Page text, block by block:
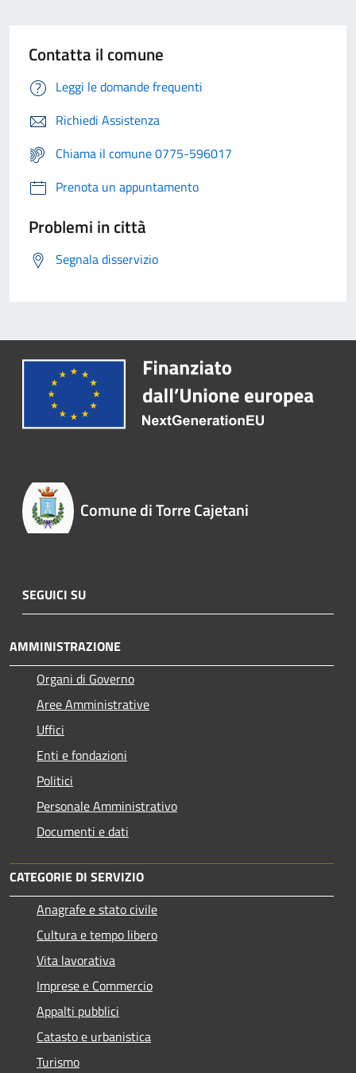
Contatta il comune
Leggi le domande frequenti
Richiedi Assistenza
Chiama il comune 0775-596017
Prenota un appuntamento
Problemi in città
Segnala disservizio
Comune di Torre Cajetani
SEGUICI SU
AMMINISTRAZIONE
Organi di Governo
Aree Amministrative
Uffici
Enti e fondazioni
Politici
Personale Amministrativo
Documenti e dati
CATEGORIE DI SERVIZIO
Anagrafe e stato civile
Cultura e tempo libero
Vita lavorativa
Imprese e Commercio
Appalti pubblici
Catasto e urbanistica
Turismo